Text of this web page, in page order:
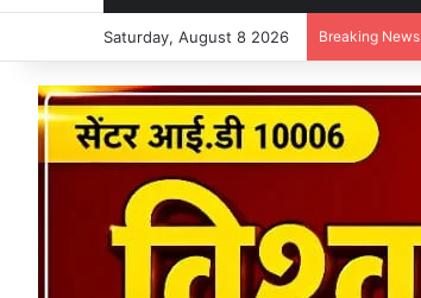
Saturday, August 8 2026 Breaking News